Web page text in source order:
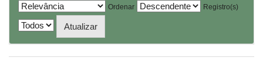
Ordenar
Registro(s)